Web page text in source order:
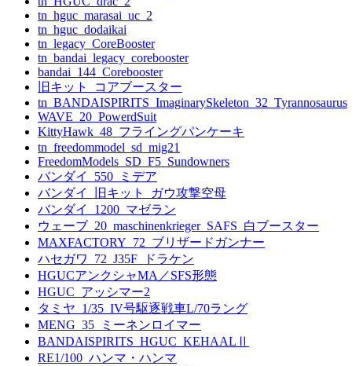
tn_hguc_marasai_uc_2
tn_hguc_dodaikai
tn_legacy_CoreBooster
tn_bandai_legacy_corebooster
bandai_144_Corebooster
旧キット_コアブースター
tn_BANDAISPIRITS_ImaginarySkeleton_32_Tyrannosaurus
WAVE_20_PowerdSuit
KittyHawk_48_フライングパンケーキ
tn_freedommodel_sd_mig21
FreedomModels_SD_F5_Sundowners
バンダイ_550_ミデア
バンダイ_旧キット_ガウ攻撃空母
バンダイ_1200_マゼラン
ウェーブ_20_maschinenkrieger_SAFS_白ブースター
MAXFACTORY_72_ブリザードガンナー
ハセガワ_72_J35F_ドラケン
HGUCアンクシャMA／SFS形態
HGUC_アッシマー2
タミヤ_1/35_IV号駆逐戦車L/70ラング
MENG_35_ミーネンロイマー
BANDAISPIRITS_HGUC_KEHAALⅡ
RE1/100_ハンマ・ハンマ